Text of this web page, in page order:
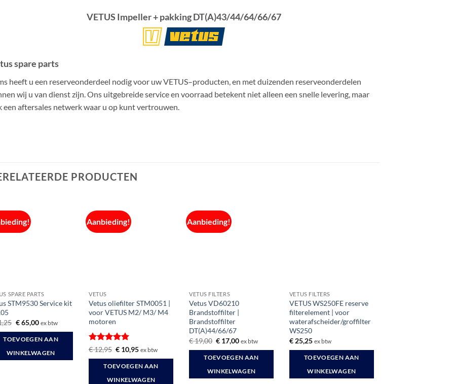
VETUS Impeller + pakking DT(A)43/44/64/66/67
spare parts
heeft u een reserveonderdeel nodig voor uw VETUS–producten, en metduizenden reserveonderdelen
wij u van dienst zijn. Ons uitgebreide service en voorraad betekent niet alleen een snelle levering, maar
een aftersales netwerk waar u op kunt vertrouwen.
PRODUCTEN
SPARE PARTS
STM9530 Service kit
Oorspronkelijke
was:
€ 71,25.
€65,00Huidige
is:
€ 65,00.
ex btw
TOEVOEGEN AAN
WINKELWAGEN
Aanbieding!
VETUS
Vetus oliefilter STM0051 |
voor VETUS M2/ M3/ M4
motoren
Gewaardeerd
€12,95 Oorspronkelijke
prijs
was:
€ 12,95.
€ 10,95Huidige
is:
€ 10,95.
ex btw
TOEVOEGEN AAN
WINKELWAGEN
Aanbieding!
VETUS FILTERS
Vetus VD60210
Brandstoffilter |
Brandstoffilter
DT(A)44/66/67
€19,00 Oorspronkelijke
prijs
was:
€ 19,00.
€ 17,00Huidige
is:
€ 17,00.
ex btw
TOEVOEGEN AAN
WINKELWAGEN
VETUS FILTERS
VETUS WS250FE reserve
filterelement | voor
waterafscheider/groffilter
WS250
€25,25 ex btw
TOEVOEGEN AAN
WINKELWAGEN